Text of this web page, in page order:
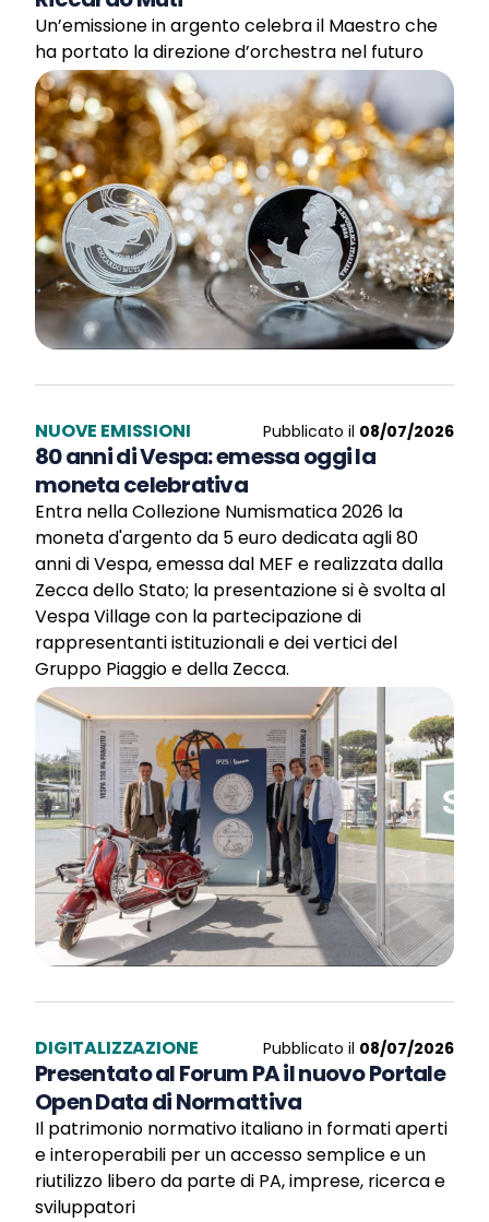
Un’emissione in argento celebra il Maestro che
ha portato la direzione d’orchestra nel futuro
NUOVE EMISSIONI Pubblicato il 08/07/2026
80 anni di Vespa: emessa oggi la
moneta celebrativa
Entra nella Collezione Numismatica 2026 la
moneta d'argento da 5 euro dedicata agli 80
anni di Vespa, emessa dal MEF e realizzata dalla
Zecca dello Stato; la presentazione si è svolta al
Vespa Village con la partecipazione di
rappresentanti istituzionali e dei vertici del
Gruppo Piaggio e della Zecca.
DIGITALIZZAZIONE Pubblicato il 08/07/2026
Presentato al Forum PA il nuovo Portale
Open Data di Normattiva
Il patrimonio normativo italiano in formati aperti
e interoperabili per un accesso semplice e un
riutilizzo libero da parte di PA, imprese, ricerca e
sviluppatori